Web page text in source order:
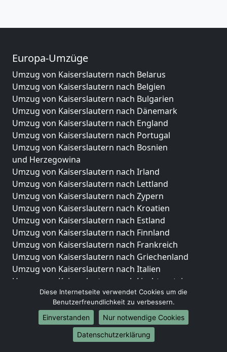
Europa-Umzüge
Umzug von Kaiserslautern nach Belarus
Umzug von Kaiserslautern nach Belgien
Umzug von Kaiserslautern nach Bulgarien
Umzug von Kaiserslautern nach Dänemark
Umzug von Kaiserslautern nach England
Umzug von Kaiserslautern nach Portugal
Umzug von Kaiserslautern nach Bosnien
und Herzegowina
Umzug von Kaiserslautern nach Irland
Umzug von Kaiserslautern nach Lettland
Umzug von Kaiserslautern nach Zypern
Umzug von Kaiserslautern nach Kroatien
Umzug von Kaiserslautern nach Estland
Umzug von Kaiserslautern nach Finnland
Umzug von Kaiserslautern nach Frankreich
Umzug von Kaiserslautern nach Griechenland
Umzug von Kaiserslautern nach Italien
Umzug von Kaiserslautern nach Liechtenstein
Umzug von Kaiserslautern nach Luxemburg
Umzug von Kaiserslautern nach Niederlande
Umzug von Kaiserslautern nach Norwegen
Umzüge-Deutschlandweit
Diese Internetseite verwendet Cookies um die
Benutzerfreundlichkeit zu verbessern.
Einverstanden
Nur notwendige Cookies
Datenschutzerklärung